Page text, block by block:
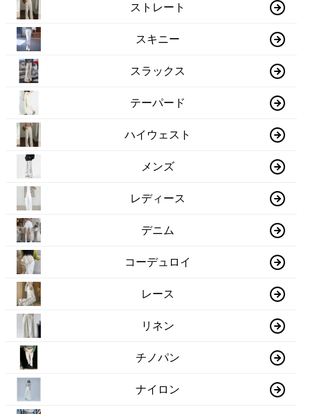
ストレート
スキニー
スラックス
テーパード
ハイウェスト
メンズ
レディース
デニム
コーデュロイ
レース
リネン
チノパン
ナイロン